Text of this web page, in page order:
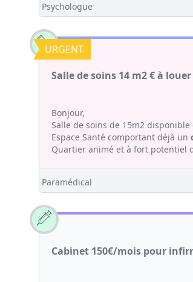
Psychologue
URGENT
Salle de soins 14 m2 € à
Bonjour,
Salle de soins de 15m2 disponible
Espace Santé comportant déjà un
Quartier animé et à fort potentiel
Paramédical
Cabinet 150€/mois pour